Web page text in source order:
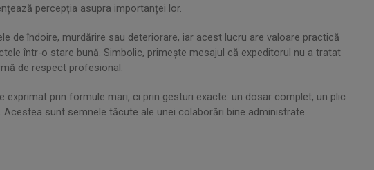
percepția asupra importanței lor.
de îndoire, murdărire sau deteriorare, iar acest lucru are valoare practică
într-o stare bună. Simbolic, primește mesajul că expeditorul nu a tratat
de respect profesional.
exprimat prin formule mari, ci prin gesturi exacte: un dosar complet, un plic
sunt semnele tăcute ale unei colaborări bine administrate.